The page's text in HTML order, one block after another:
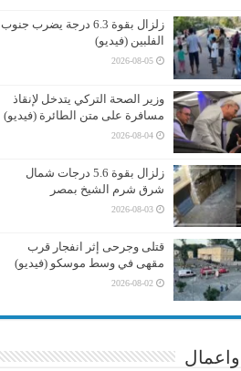
زلزال بقوة 6.3 درجة يضرب جنوب
الفلبين (فيديو)
2026-08-05
وزير الصحة التركي يتدخل لإنقاذ
مسافرة على متن الطائرة (فيديو)
2026-08-04
زلزال بقوة 5.6 درجات شمال
شرق شرم الشيخ بمصر
2026-08-03
قتلى وجرحى إثر انفجار قرب
مقهى في وسط موسكو (فيديو)
2026-08-02